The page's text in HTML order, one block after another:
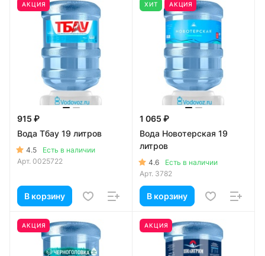
АКЦИЯ
915 ₽
Вода Тбау 19 литров
4.5
Есть в наличии
Арт. 0025722
В корзину
ХИТ АКЦИЯ
1 065 ₽
Вода Новотерская 19
литров
4.6
Есть в наличии
Арт. 3782
В корзину
АКЦИЯ АКЦИЯ